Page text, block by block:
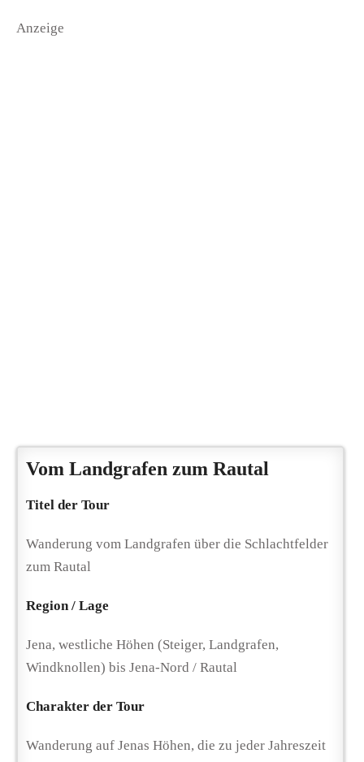
Anzeige
Vom Landgrafen zum Rautal
Titel der Tour
Wanderung vom Landgrafen über die Schlachtfelder
zum Rautal
Region / Lage
Jena, westliche Höhen (Steiger, Landgrafen,
Windknollen) bis Jena-Nord / Rautal
Charakter der Tour
Wanderung auf Jenas Höhen, die zu jeder Jahreszeit